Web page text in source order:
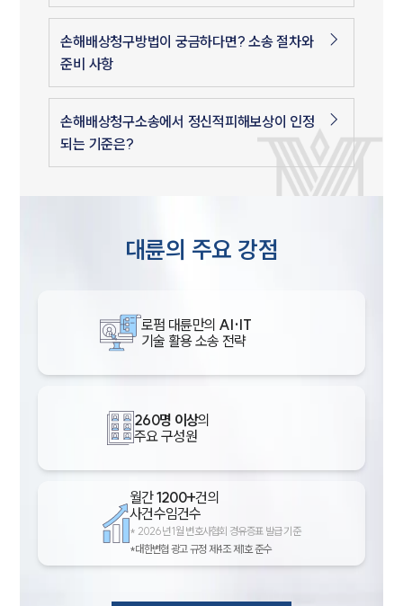
손해배상청구방법이 궁금하다면? 소송 절차와
준비 사항
손해배상청구소송에서 정신적피해보상이 인정
되는 기준은?
대륜의 주요 강점
로펌 대륜만의 AI·IT
기술 활용 소송 전략
260명 이상의
주요 구성원
월간1200+건의
사건수임건수
* 2026년 1월 변호사협회 경유증표 발급 기준
*대한변협 광고 규정 제4조 제1호 준수